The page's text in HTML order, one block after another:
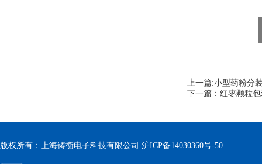
上一篇:小型药粉分
下一篇： 红枣颗粒
版权所有：上海铸衡电子科技有限公司 沪ICP备14030360号-50